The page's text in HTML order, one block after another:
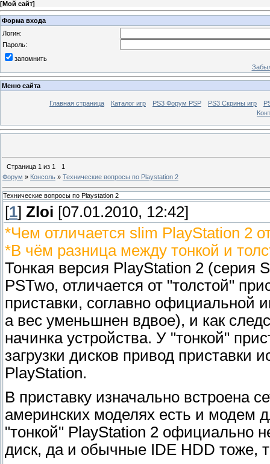
[Мой сайт]
Форма входа
Логин:
Пароль:
запомнить
Меню сайта
Главная страница Каталог игр PS3 Форум PSP PS3 Cкрины игр
Страница 1 из 1
1
Форум » Консоль » Технические вопросы по Playstation 2
Технические вопросы по Playstation 2
[1] Zloi [07.01.2010, 12:42]
*Чем отличается slim PlayStation 2
*В чём разница между тонкой и
Тонкая версия PlayStation 2
PSTwo, отличается от "толстой"
приставки, соглавно
а вес уменьшнен вдвое), и как
начинка устройства. У "тонкой"
загрузки дисков привод приставки
PlayStation.
В приставку изначально встроена
америнских моделях есть и модем
"тонкой" PlayStation 2 официально
диск, да и обычные IDE HDD тоже,